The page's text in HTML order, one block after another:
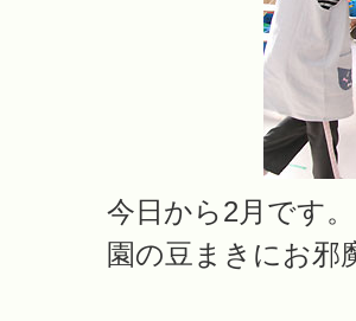
今日から2月です
園の豆まきにお邪